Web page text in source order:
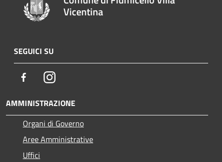
Vicentina
SEGUICI SU
FacebookInstagram
AMMINISTRAZIONE
Organi di Governo
Aree Amministrative
Uffici